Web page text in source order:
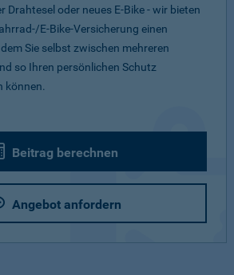
Drahtesel oder neues E-Bike - wir bieten
E-Bike-Versicherung einen
Sie selbst zwischen mehreren
so Ihren persönlichen Schutz
können.
Beitrag berechnen
Angebot anfordern